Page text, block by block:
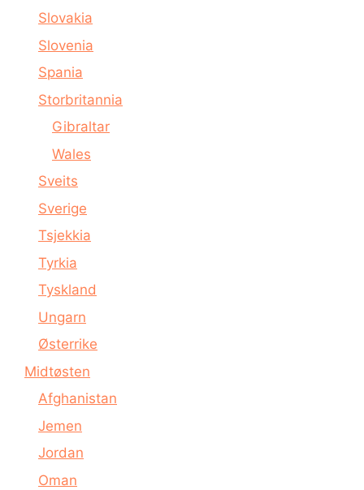
Slovakia
Slovenia
Spania
Storbritannia
Gibraltar
Wales
Sveits
Sverige
Tsjekkia
Tyrkia
Tyskland
Ungarn
Østerrike
Midtøsten
Afghanistan
Jemen
Jordan
Oman